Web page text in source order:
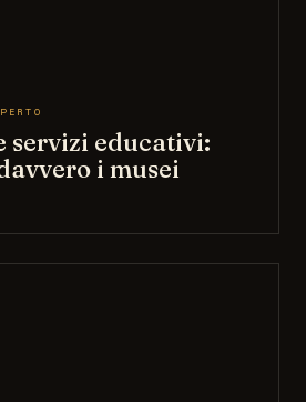
servizi educativi:
i musei